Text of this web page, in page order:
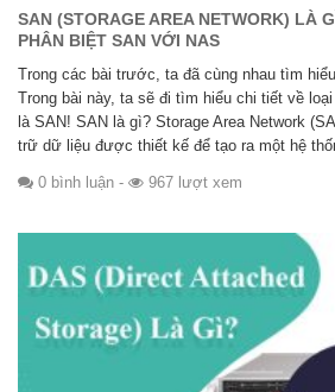
SAN (STORAGE AREA NETWORK) LÀ
PHÂN BIỆT SAN VỚI NAS
Trong các bài trước, ta đã cùng nhau tìm
Trong bài này, ta sẽ đi tìm hiểu chi tiết về
là SAN! SAN là gì? Storage Area Network
trữ dữ liệu được thiết kế để tạo ra một hệ
0 bình luận - 967 lượt xem